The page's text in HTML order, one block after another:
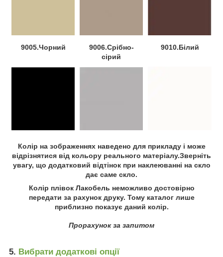
9005.Чорний
9006.Срібно-
сірий
9010.Білий
Колір на зображеннях наведено для прикладу і може
відрізнятися від кольору реального матеріалу.Зверніть
увагу, що додатковий відтінок при наклеюванні на скло
дає саме скло.
Колір плівок Лакобель неможливо достовірно
передати за рахунок друку. Тому каталог лише
приблизно показує даний колір.
Прорахунок за запитом
5. Вибрати додаткові опції